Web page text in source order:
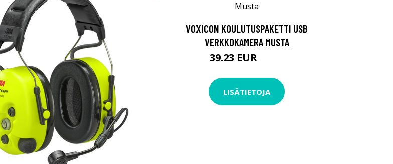
VOXICON KOULUTUSPAKETTI USB
VERKKOKAMERA MUSTA
39.23 EUR
LISÄTIETOJA